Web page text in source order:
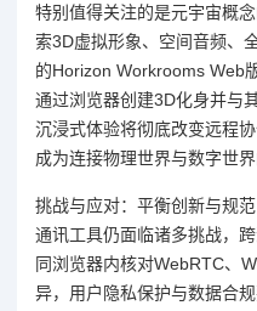
特别值得关注的是元宇宙概
索3D虚拟形象、空间音频、
的Horizon Workrooms Web
通过浏览器创建3D化身并与
沉浸式体验将彻底改变远程
成为连接物理世界与数字世界
挑战与应对：平衡创新与规
通讯工具仍面临诸多挑战，
同浏览器内核对WebRTC、
异，用户隐私保护与数据合